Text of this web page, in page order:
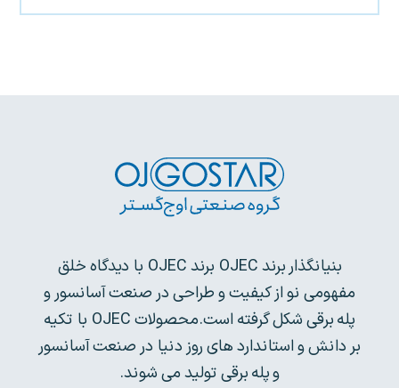
بنیانگذار برند OJEC برند OJEC با دیدگاه خلق
مفهومی نو از کیفیت و طراحی در صنعت آسانسور و
پله برقی شکل گرفته است.محصولات OJEC با تکیه
بر دانش و استاندارد های روز دنیا در صنعت آسانسور
و پله برقی تولید می شوند.